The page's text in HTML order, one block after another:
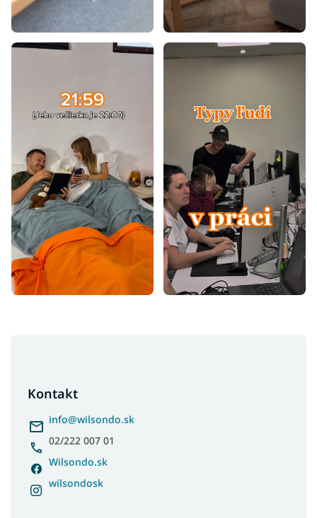
Kontakt
info@wilsondo.sk
02/222 007 01
Wilsondo.sk
wilsondosk